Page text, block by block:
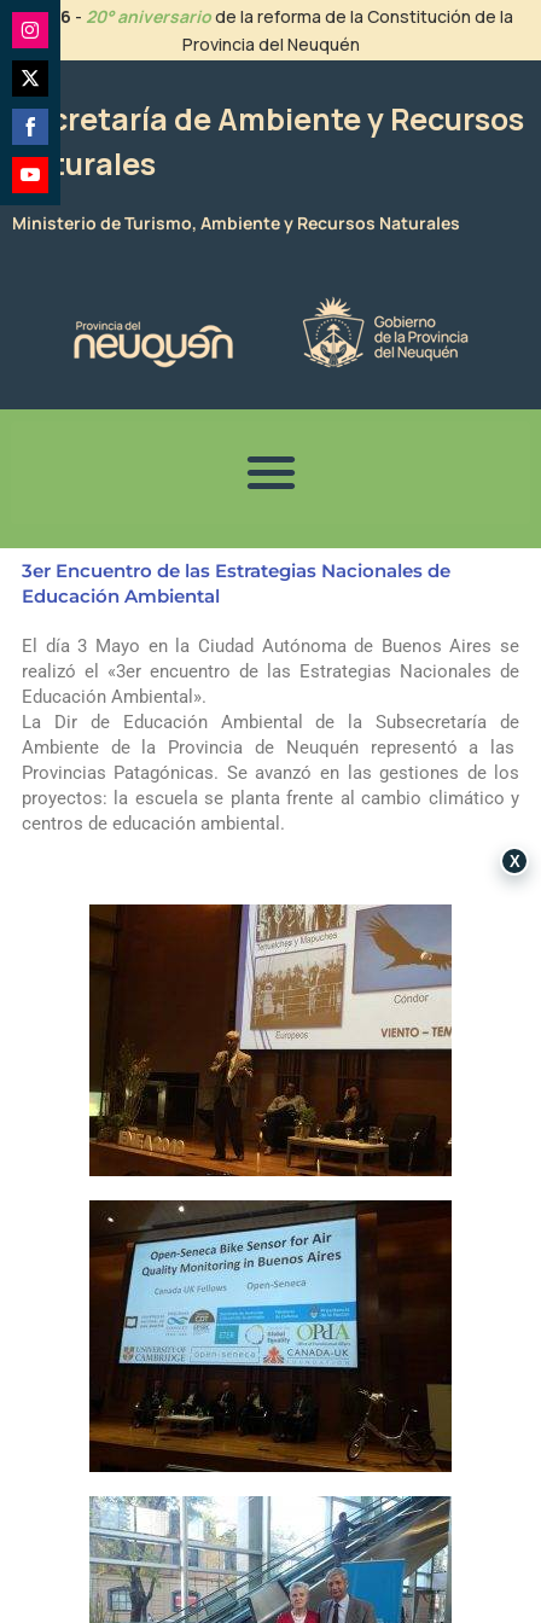
contenido
2026 - 20° aniversariode la reforma de la Constitución de la
Provincia del Neuquén
Secretaría de Ambiente y Recursos
Naturales
Ministerio de Turismo, Ambiente y Recursos Naturales
3er Encuentro de las Estrategias Nacionales de
Educación Ambiental
El día3 Mayo en la Ciudad Autónoma de Buenos Aires se
realizó el «3er encuentro de las Estrategias Nacionales de
Educación Ambiental».
La Dir de Educación Ambiental
de la Subsecretaría de
Ambiente de la Provincia de Neuquén representó a las
Provincias Patagónicas. Se avanzó en las gestiones de los
proyectos: la escuela se planta frente al cambio climático y
centros de educación ambiental.
Share
on
Instagram
Share
on
Twitter
Share
on
Facebook
Share
on
X